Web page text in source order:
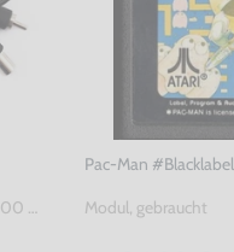
für MD1 / MS / SNES / NES / ATARI 2600 7800 / Jaguar / C64 / Sinclair, gebraucht
Pac-Man #Blacklabel
Modul, gebraucht